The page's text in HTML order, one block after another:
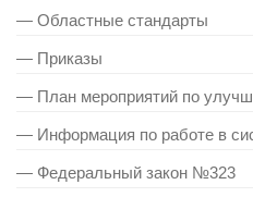
— Областные стандарты
— Приказы
— План мероприятий по
— Информация по работе в
— Федеральный закон №323